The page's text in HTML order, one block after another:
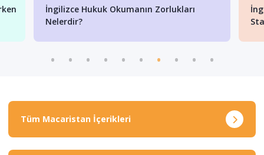
İngilizce Hukuk Okumanın Zorlukları
Nelerdir?
Tüm Macaristan İçerikleri